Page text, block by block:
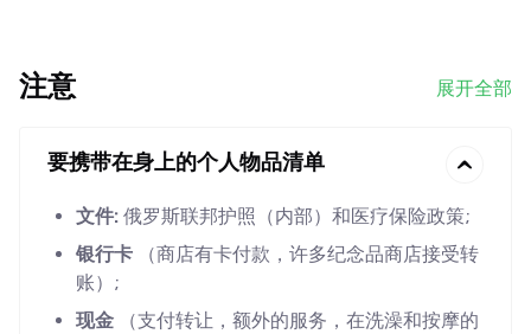
注意 展开全部
要携带在身上的个人物品清单
文件: 俄罗斯联邦护照（内部）和医疗保险政策;
银行卡 （商店有卡付款，许多纪念品商店接受转
账）;
现金 （支付转让，额外的服务，在洗澡和按摩的